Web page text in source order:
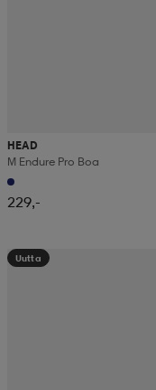
HEAD
M Endure Pro Boa
229,-
Uutta